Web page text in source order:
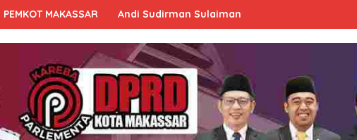
PEMKOT MAKASSAR Andi Sudirman Sulaiman